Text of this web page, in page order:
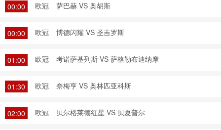
00:00
欧冠 萨巴赫 VS 奥胡斯
00:00 欧冠 博德闪耀 VS 圣吉罗斯
01:00 欧冠 考诺萨基列斯 VS 萨格勒布迪纳摩
01:30 欧冠 奈梅亨 VS 奥林匹亚科斯
02:00 欧冠 贝尔格莱德红星 VS 贝夏普尔